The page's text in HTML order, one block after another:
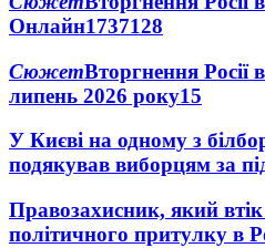
Онлайн1737128
СюжетВторгнення Росії
липень 2026 року15
У Києві на одному з
подякував виборцям за
Правозахисник, який
політичного притулку в